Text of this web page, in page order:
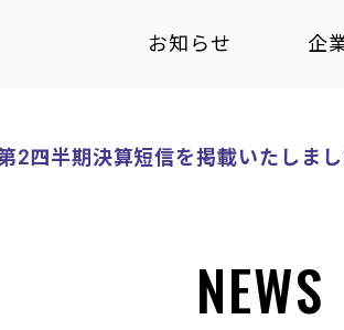
お知らせ 企
2四半期決算短信を掲載いたしまし
NEWS